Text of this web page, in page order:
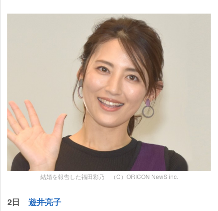
結婚を報告した福田彩乃 （C）ORICON NewS inc.
2日 遊井亮子